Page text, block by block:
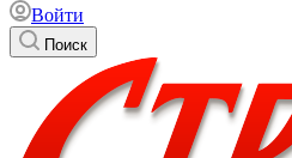
Войти
Поиск